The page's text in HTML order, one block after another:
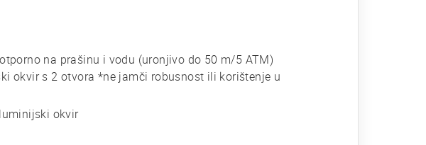
na prašinu i vodu (uronjivo do 50 m/5 ATM)
okvir s 2 otvora *ne jamči robusnost ili korištenje u
okvir